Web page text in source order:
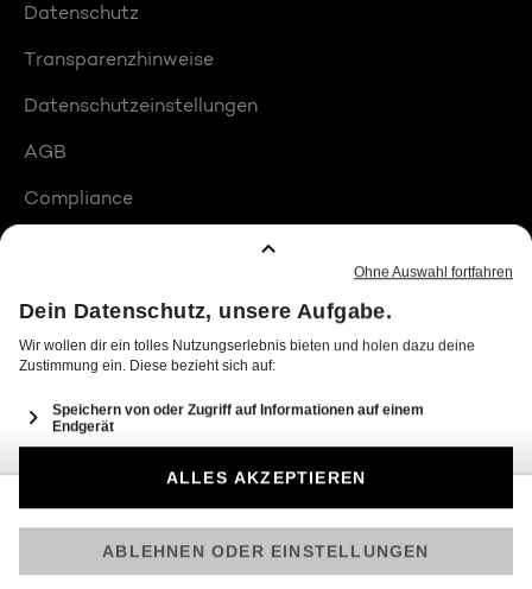
Datenschutz
Transparenzhinweise
Datenschutzeinstellungen
AGB
Compliance
Am besten läuft Joyn in der App!
Jetzt kostenlos herunterladen.